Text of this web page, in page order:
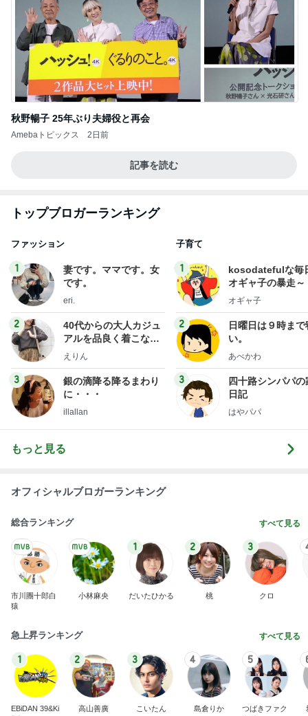
秋野暢子 25年ぶり夫婦役と再会
Amebaトピックス 2日前
記事を読む
トップブロガーランキング
ファッション
1
妻です。ママです。女
です。
eri.
2
40代からの大人カジュ
アルを品良く着こなす
ファッションブログ
えりん
3
銀の滴降る降るまわり
に・・・
illallan
子育て
1
kosodatefulな毎
オギャ子の暴走～
オギャ子
2
日曜日は９時まで
い。
あべかわ
3
四十路シンパパの
日記
はやパパ
もっと見る
オフィシャルブロガーランキング
総合ランキング すべて見る
市川團十郎白
猿
小林麻央
1
だいたひかる
2
桃
3
クロ
急上昇ランキング すべて見る
1
EBiDAN 39&Ki
2
高山善廣
3
こいたん
4
島倉りか
5
つばきファク